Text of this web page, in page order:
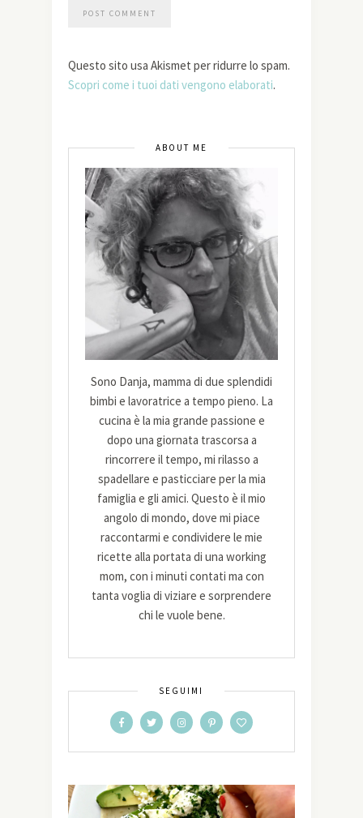
Questo sito usa Akismet per ridurre lo spam.
Scopri come i tuoi dati vengono elaborati.
ABOUT ME
Sono Danja, mamma di due splendidi
bimbi e lavoratrice a tempo pieno. La
cucina è la mia grande passione e
dopo una giornata trascorsa a
rincorrere il tempo, mi rilasso a
spadellare e pasticciare per la mia
famiglia e gli amici. Questo è il mio
angolo di mondo, dove mi piace
raccontarmi e condividere le mie
ricette alla portata di una working
mom, con i minuti contati ma con
tanta voglia di viziare e sorprendere
chi le vuole bene.
SEGUIMI